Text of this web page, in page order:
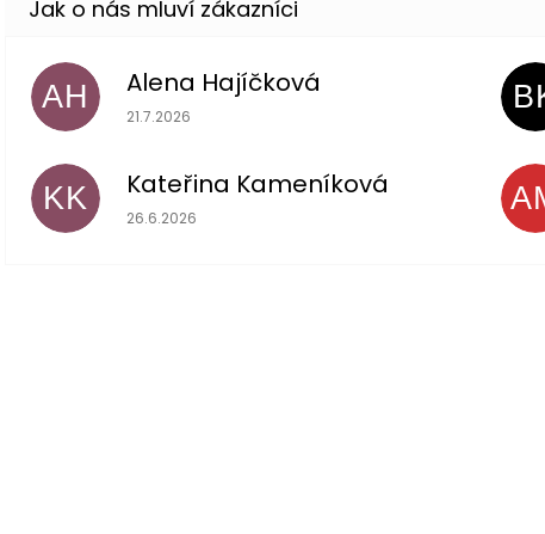
AH Alena Hajíčková
Hodnocení obchodu je 5 z 5 hvězdiček.
21.7.2026
KK Kateřina Kameníková
Hodnocení obchodu je 5 z 5 hvězdiček.
26.6.2026